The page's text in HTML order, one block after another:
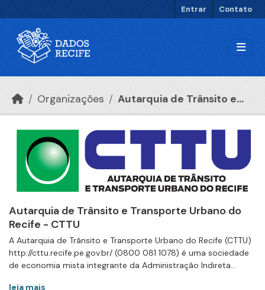
Entrar Contato
Organizações Autarquia de Trânsito e...
Autarquia de Trânsito e Transporte Urbano do
Recife - CTTU
A Autarquia de Trânsito e Transporte Urbano do Recife (CTTU)
http://cttu.recife.pe.gov.br/ (0800 081 1078) é uma sociedade
de economia mista integrante da Administração Indireta...
leia mais